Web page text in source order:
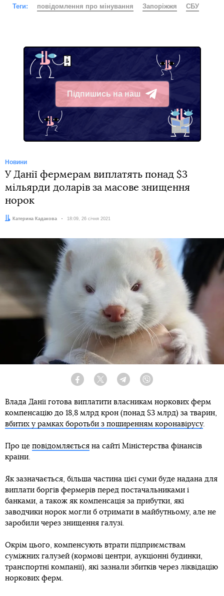
Теги: повідомлення про мінування Запоріжжя СБУ
Підпишись на наш
Telegram
Новини
У Данії фермерам виплатять понад $3
мільярди доларів за масове знищення
норок
Автор:Катерина Кадакова Дата:
18:09, 26 січня 2021
Facebook Twitter Telegram
Влада Данії готова виплатити власникам норкових ферм
компенсацію до 18,8 млрд крон (понад $3 млрд) за тварин,
вбитих у рамках боротьби з поширенням коронавірусу.
Про це повідомляється на сайті Міністерства фінансів
країни.
Як зазначається, більша частина цієї суми буде надана для
виплати боргів фермерів перед постачальниками і
банками, а також як компенсація за прибутки, які
заводчики норок могли б отримати в майбутньому, але не
заробили через знищення галузі.
Окрім цього, компенсують втрати підприємствам
суміжних галузей (кормові центри, аукціонні будинки,
транспортні компанії), які зазнали збитків через ліквідацію
норкових ферм.